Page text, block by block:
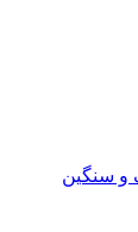
و سنگین